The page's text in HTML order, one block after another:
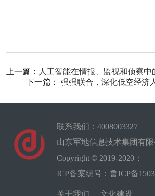
上一篇：
人工智能在情报、监视和侦察中
下一篇：
强强联合，深化低空经济
联系我们：4008003327
山东军地信息技术集团有
Copyright © 2019-2020；
ICP备案编号：鲁ICP备
关于我们 文化建设